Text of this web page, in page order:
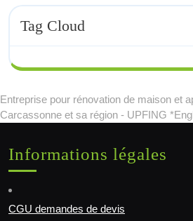
Tag Cloud
Entreprise pour rénovation de maison et
Carcassonne et sa région - UPFING
Informations légales
CGU demandes de devis